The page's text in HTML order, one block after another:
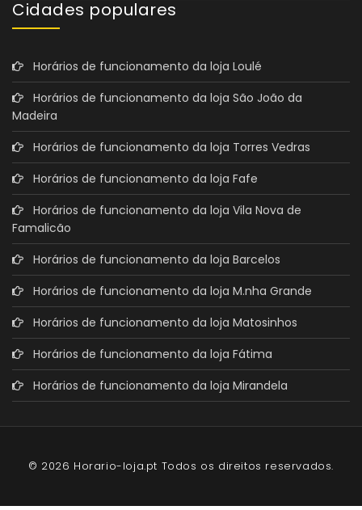
Cidades populares
Horários de funcionamento da loja Loulé
Horários de funcionamento da loja São João da
Madeira
Horários de funcionamento da loja Torres Vedras
Horários de funcionamento da loja Fafe
Horários de funcionamento da loja Vila Nova de
Famalicão
Horários de funcionamento da loja Barcelos
Horários de funcionamento da loja M.nha Grande
Horários de funcionamento da loja Matosinhos
Horários de funcionamento da loja Fátima
Horários de funcionamento da loja Mirandela
© 2026 Horario-loja.pt Todos os direitos reservados.